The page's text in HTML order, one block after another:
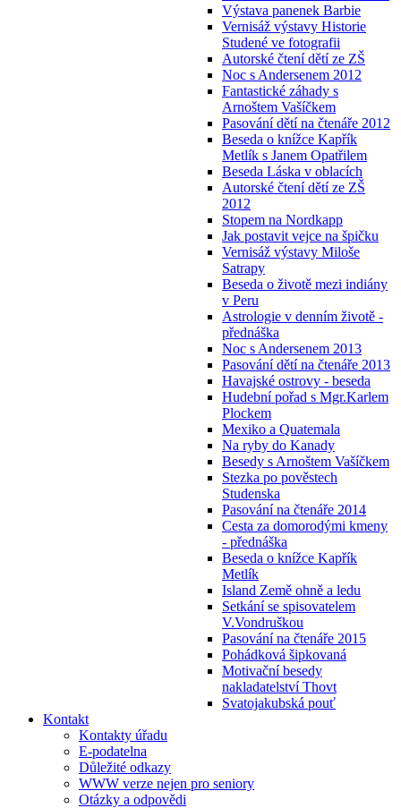
Výstava panenek Barbie
Vernisáž výstavy Historie
Studené ve fotografii
Autorské čtení dětí ze ZŠ
Noc s Andersenem 2012
Fantastické záhady s
Arnoštem Vašíčkem
Pasování dětí na čtenáře 2012
Beseda o knížce Kapřík
Metlík s Janem Opatřilem
Beseda Láska v oblacích
Autorské čtení dětí ze ZŠ
2012
Stopem na Nordkapp
Jak postavit vejce na špičku
Vernisáž výstavy Miloše
Satrapy
Beseda o životě mezi indiány
v Peru
Astrologie v denním životě -
přednáška
Noc s Andersenem 2013
Pasování dětí na čtenáře 2013
Havajské ostrovy - beseda
Hudební pořad s Mgr.Karlem
Plockem
Mexiko a Quatemala
Na ryby do Kanady
Besedy s Arnoštem Vašíčkem
Stezka po pověstech
Studenska
Pasování na čtenáře 2014
Cesta za domorodými kmeny
- přednáška
Beseda o knížce Kapřík
Metlík
Island Země ohně a ledu
Setkání se spisovatelem
V.Vondruškou
Pasování na čtenáře 2015
Pohádková šipkovaná
Motivační besedy
nakladatelství Thovt
Svatojakubská pouť
Kontakt
Kontakty úřadu
E-podatelna
Důležité odkazy
WWW verze nejen pro seniory
Otázky a odpovědi